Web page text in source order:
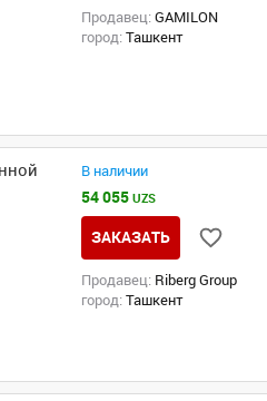
Продавец: GAMILON
город: Ташкент
В наличии
54 055UZS
ЗАКАЗАТЬ
Продавец: Riberg Group
город: Ташкент